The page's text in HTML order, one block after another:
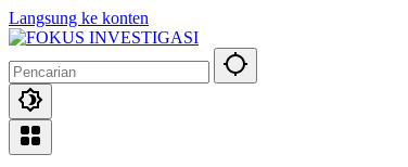
Langsung ke konten